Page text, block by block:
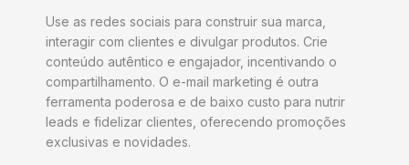
Use as redes sociais para construir sua marca,
interagir com clientes e divulgar produtos. Crie
conteúdo autêntico e engajador, incentivando o
compartilhamento. O e-mail marketing é outra
ferramenta poderosa e de baixo custo para nutrir
leads e fidelizar clientes, oferecendo promoções
exclusivas e novidades.